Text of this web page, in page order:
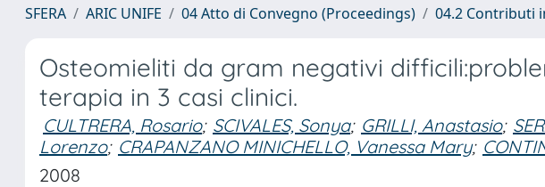
SFERA ARIC UNIFE 04 Atto di Convegno (Proceedings) 04.2 Contributi
Osteomieliti da gram negativi
terapia in 3 casi clinici.
CULTRERA, Rosario; SCIVALES, Sonya; GRILLI, Anastasio;
Lorenzo; CRAPANZANO MINICHELLO, Vanessa Mary;
2008